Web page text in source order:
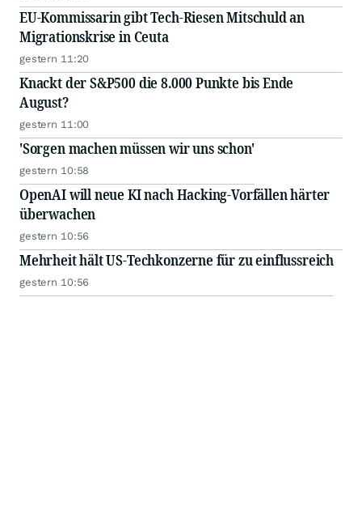
EU-Kommissarin gibt Tech-Riesen Mitschuld an
Migrationskrise in Ceuta
gestern 11:20
Knackt der S&P500 die 8.000 Punkte bis Ende
August?
gestern 11:00
'Sorgen machen müssen wir uns schon'
gestern 10:58
OpenAI will neue KI nach Hacking-Vorfällen härter
überwachen
gestern 10:56
Mehrheit hält US-Techkonzerne für zu einflussreich
gestern 10:56